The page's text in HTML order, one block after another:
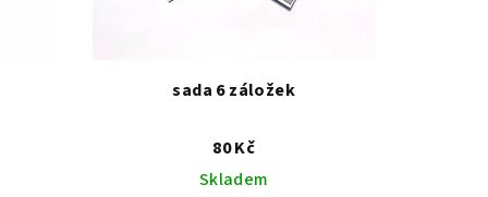
sada 6 záložek
80 Kč
Skladem